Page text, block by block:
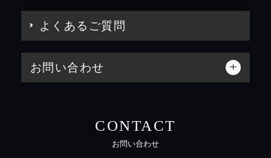
よくあるご質問
お問い合わせ
CONTACT
お問い合わせ